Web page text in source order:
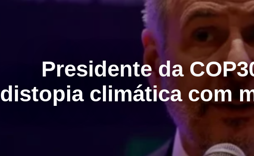
Presidente da
distopia climática com